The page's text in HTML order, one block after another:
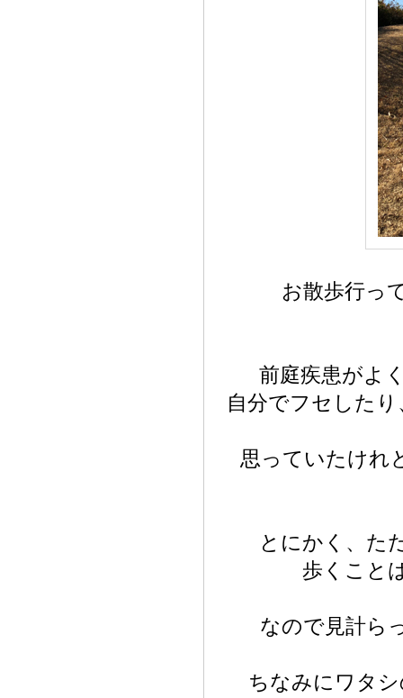
お散歩行っ
前庭疾患がよ
自分でフセした
思っていたけれ
とにかく、た
歩くこと
なので見計ら
ちなみにワタ